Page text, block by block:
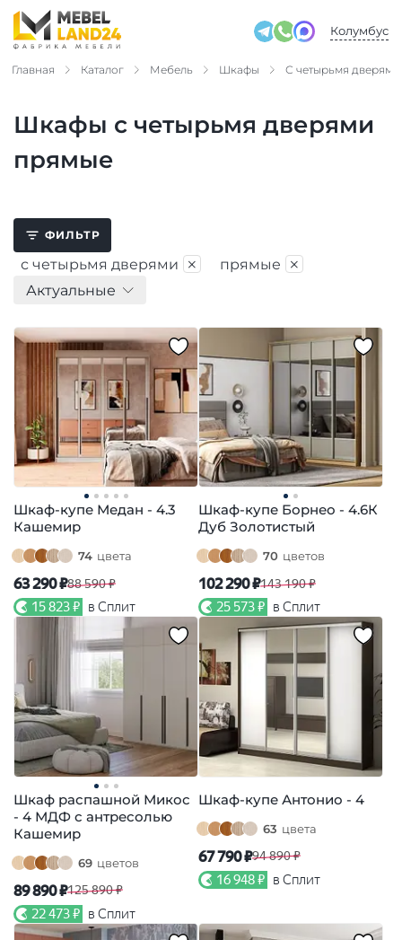
Колумбус
Главная Каталог Мебель Шкафы С четырьмя дверями
Шкафы с четырьмя дверями
прямые
ФИЛЬТР
с четырьмя дверями × прямые ×
Актуальные
Шкаф-купе Медан - 4.3
Кашемир
74 цвета
63 290 ₽88 590 ₽
15 823 ₽ в Сплит
Шкаф-купе Борнео - 4.6К
Дуб Золотистый
70 цветов
102 290 ₽143 190 ₽
25 573 ₽ в Сплит
Шкаф распашной Микос
- 4 МДФ с антресолью
Кашемир
69 цветов
89 890 ₽125 890 ₽
22 473 ₽ в Сплит
Шкаф-купе Антонио - 4
63 цвета
67 790 ₽94 890 ₽
16 948 ₽ в Сплит